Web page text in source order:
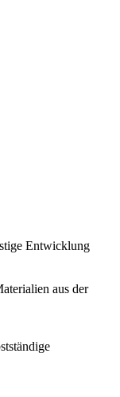
Entwicklung
aus der